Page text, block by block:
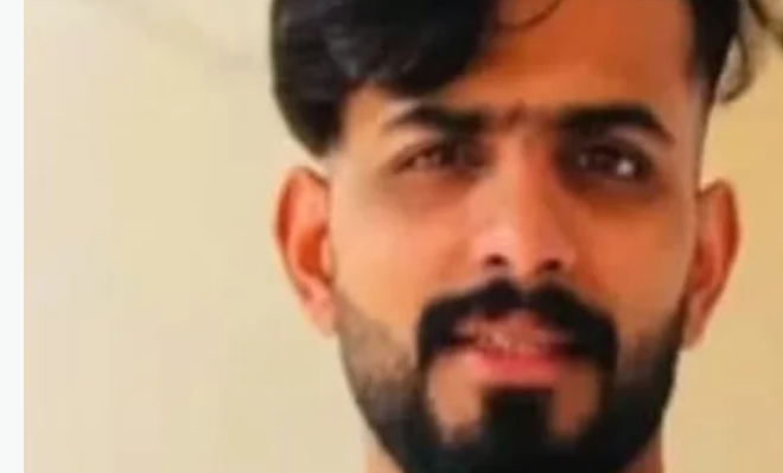
കോക്രോച്ച് ജനതാ പാർട്ടി (സിജെപി)
സംഘടനാ സംവിധാനം
രാജ്യവ്യാപകമായി വിപുലീകരിക്കാൻ
ഒരുങ്ങുന്നു. ഇതിന്റെ ഭാഗമായി
പൊതുജനങ്ങളുടെ അഭിപ്രായങ്ങളും
പ്രശ്നങ്ങളും നേരിട്ട് കേൾക്കുന്നതിനായി
സെപ്റ്റംബർ മുതൽ ‘ക്യാ ബോൽതി’…
അന്താരാഷ്ട്രം ലേറ്റസ്റ്റ് ന്യൂസ്
യുഎസിലെ
ജലവിതരണ
സംവിധാനങ്ങൾക്കെതിരെ
ആക്രമണങ്ങൾ;
ഇറാന്റെ പങ്ക് സംശയിച്ച്